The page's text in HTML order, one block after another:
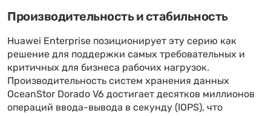
Производительность и стабильность
Huawei Enterprise позиционирует эту серию как
решение для поддержки самых требовательных и
критичных для бизнеса рабочих нагрузок.
Производительность систем хранения данных
OceanStor Dorado V6 достигает десятков миллионов
операций ввода-вывода в секунду (IOPS), что